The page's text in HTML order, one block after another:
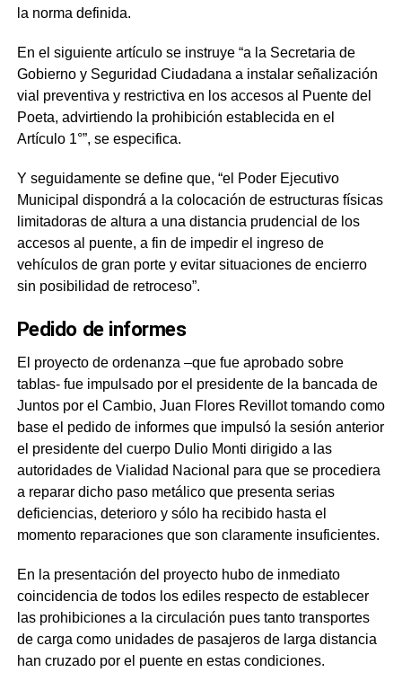
la norma definida.
En el siguiente artículo se instruye “a la Secretaria de
Gobierno y Seguridad Ciudadana a instalar señalización
vial preventiva y restrictiva en los accesos al Puente del
Poeta, advirtiendo la prohibición establecida en el
Artículo 1°”, se especifica.
Y seguidamente se define que, “el Poder Ejecutivo
Municipal dispondrá a la colocación de estructuras físicas
limitadoras de altura a una distancia prudencial de los
accesos al puente, a fin de impedir el ingreso de
vehículos de gran porte y evitar situaciones de encierro
sin posibilidad de retroceso”.
Pedido de informes
El proyecto de ordenanza –que fue aprobado sobre
tablas- fue impulsado por el presidente de la bancada de
Juntos por el Cambio, Juan Flores Revillot tomando como
base el pedido de informes que impulsó la sesión anterior
el presidente del cuerpo Dulio Monti dirigido a las
autoridades de Vialidad Nacional para que se procediera
a reparar dicho paso metálico que presenta serias
deficiencias, deterioro y sólo ha recibido hasta el
momento reparaciones que son claramente insuficientes.
En la presentación del proyecto hubo de inmediato
coincidencia de todos los ediles respecto de establecer
las prohibiciones a la circulación pues tanto transportes
de carga como unidades de pasajeros de larga distancia
han cruzado por el puente en estas condiciones.